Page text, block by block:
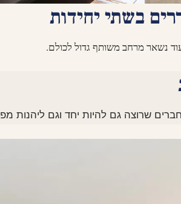
שרוצה גם להיות יחד וגם ליהנות